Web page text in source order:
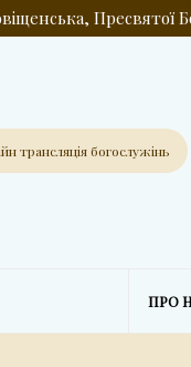
Пресвятої
трансляція богослужінь
ПРО